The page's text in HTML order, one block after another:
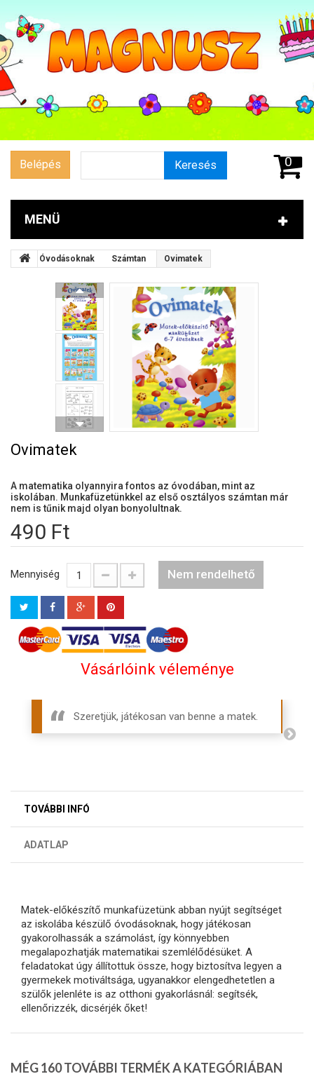
Belépés Keresés 0
MENÜ
Óvodásoknak Számtan Ovimatek
Ovimatek
A matematika olyannyira fontos az óvodában, mint az
iskolában. Munkafüzetünkkel az első osztályos számtan már
nem is tűnik majd olyan bonyolultnak.
490 Ft
Mennyiség Nem rendelhető
Vásárlóink véleménye
Szeretjük, játékosan van benne a matek.
TOVÁBBI INFÓ
ADATLAP
Matek-előkészítő munkafüzetünk abban nyújt segítséget
az iskolába készülő óvodásoknak, hogy játékosan
gyakorolhassák a számolást, így könnyebben
megalapozhatják matematikai szemlélődésüket. A
feladatokat úgy állítottuk össze, hogy biztosítva legyen a
gyermekek motiváltsága, ugyanakkor elengedhetetlen a
szülők jelenléte is az otthoni gyakorlásnál: segítsék,
ellenőrizzék, dicsérjék őket!
MÉG 160 TOVÁBBI TERMÉK A KATEGÓRIÁBAN